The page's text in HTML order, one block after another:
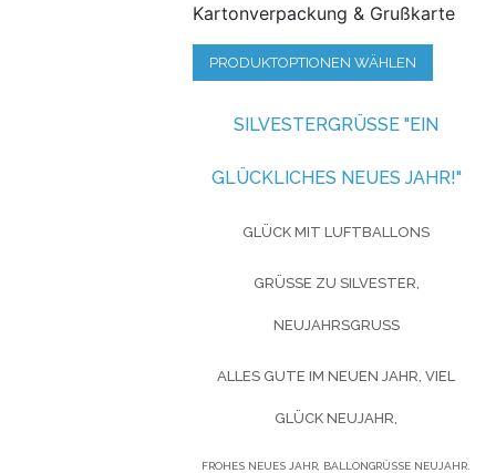
Kartonverpackung & Grußkarte
PRODUKTOPTIONEN WÄHLEN
SILVESTERGRÜSSE "EIN G
LÜCKLICHES NEUES JAHR!"
GLÜCK MIT LUFTBALLONS
GRÜSSE ZU SILVESTER, N
EUJAHRSGRUSS
ALLES GUTE IM NEUEN JAHR, VIEL
GLÜCK NEUJAHR,
FROHES NEUES JAHR, BALLONGRÜSSE NEUJAHR.